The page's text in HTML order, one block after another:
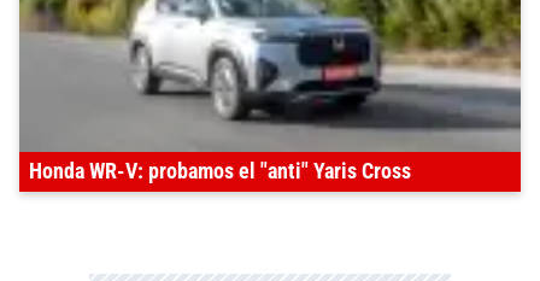
Honda WR-V: probamos el "anti" Yaris Cross